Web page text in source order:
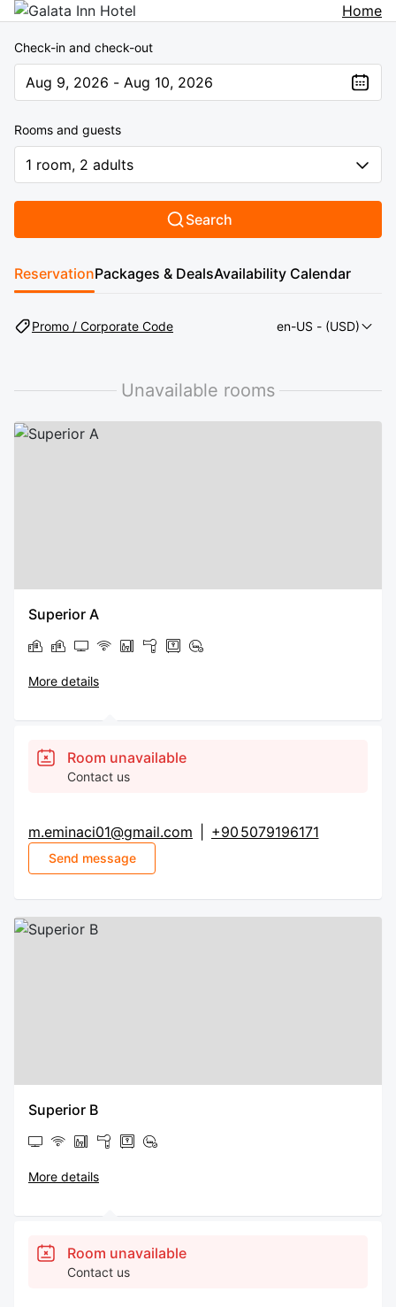
Home
Check-in and check-out
Aug 9, 2026 - Aug 10, 2026
Rooms and guests
1 room, 2 adults
Search
ReservationPackages & DealsAvailability Calendar
Promo / Corporate Code en-US - (USD)
Unavailable rooms
Superior A
More details
Room unavailable
Contact us
Send message
m.eminaci01@gmail.com +90 5079196171
Superior B
More details
Room unavailable
Contact us